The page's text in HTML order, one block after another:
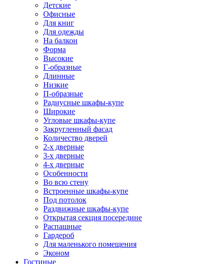
Детские
Офисные
Для книг
Для одежды
На балкон
Форма
Высокие
Г-образные
Длинные
Низкие
П-образные
Радиусные шкафы-купе
Широкие
Угловые шкафы-купе
Закругленный фасад
Количество дверей
2-х дверные
3-х дверные
4-х дверные
Особенности
Во всю стену
Встроенные шкафы-купе
Под потолок
Раздвижные шкафы-купе
Открытая секция посередине
Распашные
Гардероб
Для маленького помещения
Эконом
Гостиные